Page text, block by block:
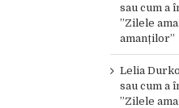
sau cum a
”Zilele
amanților”
Lelia Durko
sau cum a
”Zilele